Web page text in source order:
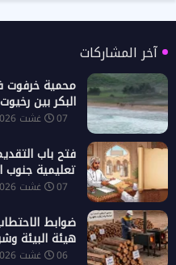
آخر المشاركات
محمية خرفوت
البكر بين
07 غشت 2026
فتح باب
تعليمية جنوب
07 غشت 2026
ضوابط
هيئة البيئة
06 غشت 2026